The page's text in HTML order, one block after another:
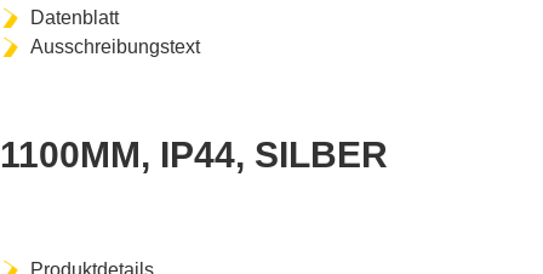
Datenblatt
Ausschreibungstext
1100MM, IP44, SILBER
Produktdetails